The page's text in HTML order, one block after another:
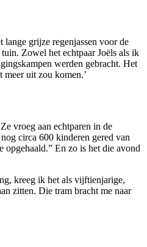
grijze regenjassen voor de
Zowel het echtpaar Joëls als ik
werden gebracht. Het
uit zou komen.’
vroeg aan echtparen in de
circa 600 kinderen gered van
En zo is het die avond
kreeg ik het als vijftienjarige,
zitten. Die tram bracht me naar